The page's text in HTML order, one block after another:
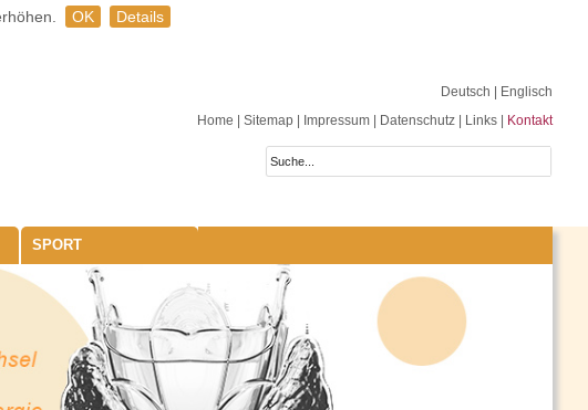
OK Details
Deutsch
| Englisch
Home
Sitemap Impressum Datenschutz Links Kontakt
SPORT